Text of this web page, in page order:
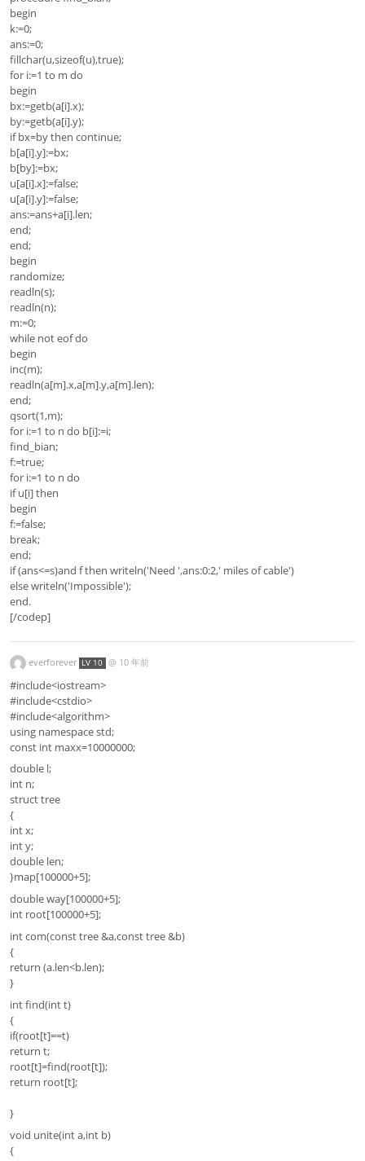
begin
k:=0;
ans:=0;
fillchar(u,sizeof(u),true);
for i:=1 to m do
begin
bx:=getb(a[i].x);
by:=getb(a[i].y);
if bx=by then continue;
b[a[i].y]:=bx;
b[by]:=bx;
u[a[i].x]:=false;
u[a[i].y]:=false;
ans:=ans+a[i].len;
end;
end;
begin
randomize;
readln(s);
readln(n);
m:=0;
while not eof do
begin
inc(m);
readln(a[m].x,a[m].y,a[m].len);
end;
qsort(1,m);
for i:=1 to n do b[i]:=i;
find_bian;
f:=true;
for i:=1 to n do
if u[i] then
begin
f:=false;
break;
end;
if (ans<=s)and f then writeln('Need ',ans:0:2,' miles of cable')
else writeln('Impossible');
end.
[/codep]
everforever LV 10 @ 10 年前
#include<iostream>
#include<cstdio>
#include<algorithm>
using namespace std;
const int maxx=10000000;
double l;
int n;
struct tree
{
int x;
int y;
double len;
}map[100000+5];
double way[100000+5];
int root[100000+5];
int com(const tree &a,const tree &b)
{
return (a.len<b.len);
}
int find(int t)
{
if(root[t]==t)
return t;
root[t]=find(root[t]);
return root[t];
}
void unite(int a,int b)
{